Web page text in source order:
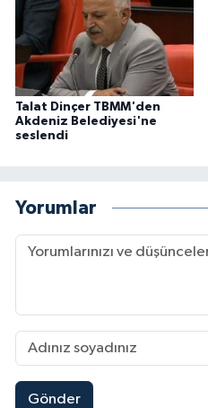
Talat Dinçer TBMM'den
Akdeniz Belediyesi'ne
seslendi
Yorumlar
Gönder